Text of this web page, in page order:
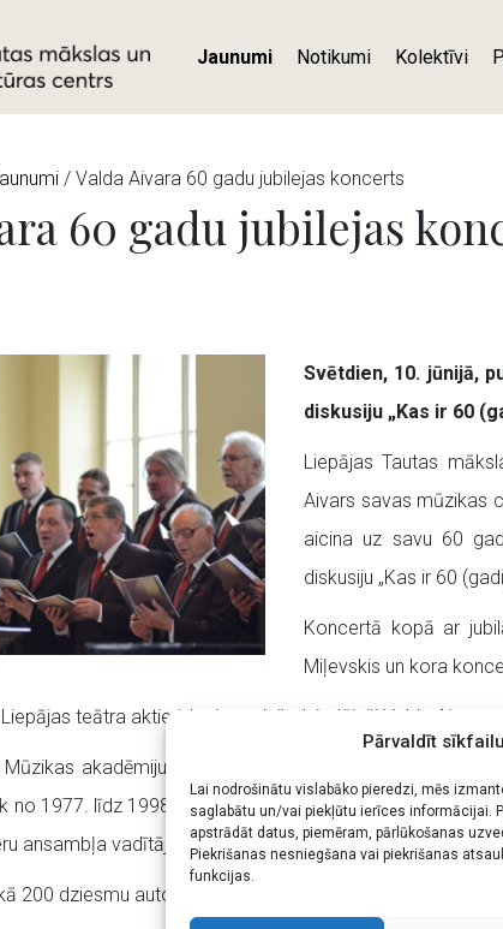
Pārvaldīt
Lai nodrošinātu vislabāko pieredzi, mēs
saglabātu un/vai piekļūtu ierīces informācijai.
apstrādāt datus, piemēram, pārlūkošanas
Piekrišanas nesniegšana vai piekrišanas
funkcijas.
Jaunumi Notikumi Kolektīvi
/ Valda Aivara 60 gadu jubilejas koncerts
60 gadu jubilejas
Svētdien, 10. jūnijā,
diskusiju „Kas ir 60
Liepājas Tautas
Aivars savas mūzikas
aicina uz savu 60
diskusiju „Kas ir 60
Koncertā kopā ar
Miļevskis un kora
teātra aktieri, kuri savulaik dziedājuši Valda
akadēmiju absolvējis kā diriģents un mūzikas
no 1977. līdz 1998. gadam vadījis Liepājas teātra
ansambļa vadītājs, bet kopš 1999. gada ir Liepājas
200 dziesmu autors, savulaik komponējis arī mūziku